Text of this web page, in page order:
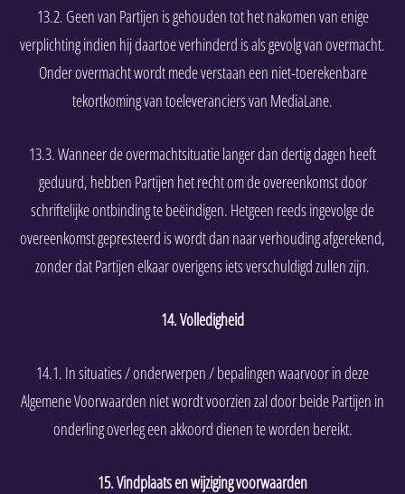
13.2. Geen van Partijen is gehouden tot het nakomen van enige
verplichting indien hij daartoe verhinderd is als gevolg van overmacht.
Onder overmacht wordt mede verstaan een niet-toerekenbare
tekortkoming van toeleveranciers van MediaLane.
13.3. Wanneer de overmachtsituatie langer dan dertig dagen heeft
geduurd, hebben Partijen het recht om de overeenkomst door
schriftelijke ontbinding te beëindigen. Hetgeen reeds ingevolge de
overeenkomst gepresteerd is wordt dan naar verhouding afgerekend,
zonder dat Partijen elkaar overigens iets verschuldigd zullen zijn.
14. Volledigheid
14.1. In situaties / onderwerpen / bepalingen waarvoor in deze
Algemene Voorwaarden niet wordt voorzien zal door beide Partijen in
onderling overleg een akkoord dienen te worden bereikt.
15. Vindplaats en wijziging voorwaarden